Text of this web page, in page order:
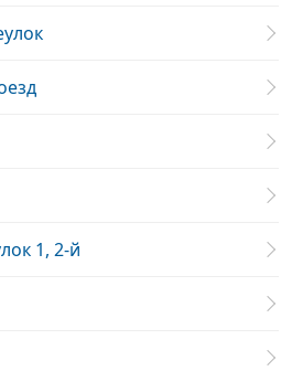
1, 2-й